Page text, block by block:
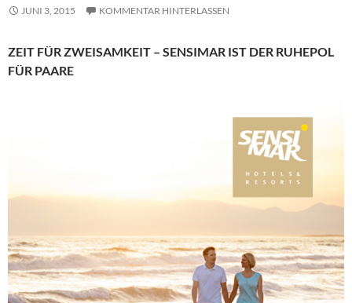
JUNI 3, 2015 KOMMENTAR HINTERLASSEN
ZEIT FÜR ZWEISAMKEIT – SENSIMAR IST DER RUHEPOL
FÜR PAARE